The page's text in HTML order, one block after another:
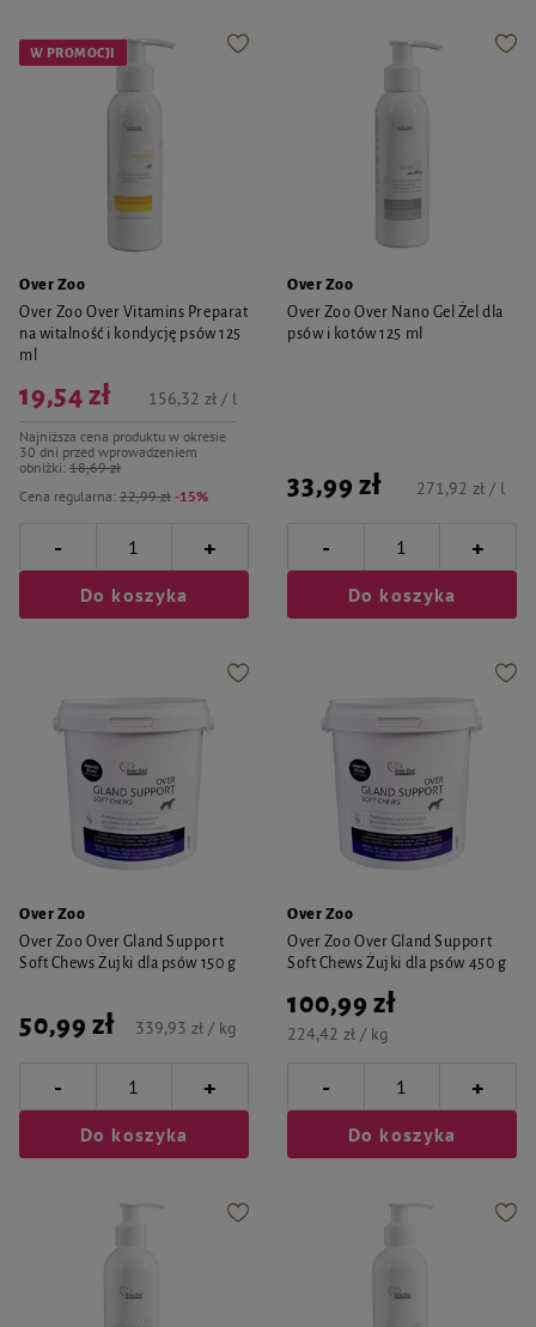
W PROMOCJI
Over Zoo
Over Zoo Over Vitamins Preparat
na witalność i kondycję psów 125
ml
Cena regularna: 22,99 zł -15%
19,54 zł
Najniższa cena produktu w okresie
30 dni przed wprowadzeniem
obniżki: 18,69 zł
156,32 zł / l
- +
Do koszyka
Over Zoo
Over Zoo Over Nano Gel Żel dla
psów i kotów 125 ml
33,99 zł 271,92 zł / l
- +
Do koszyka
Over Zoo
Over Zoo Over Gland Support
Soft Chews Żujki dla psów 150 g
50,99 zł 339,93 zł / kg
- +
Do koszyka
Over Zoo
Over Zoo Over Gland Support
Soft Chews Żujki dla psów 450 g
100,99 zł
224,42 zł / kg
- +
Do koszyka